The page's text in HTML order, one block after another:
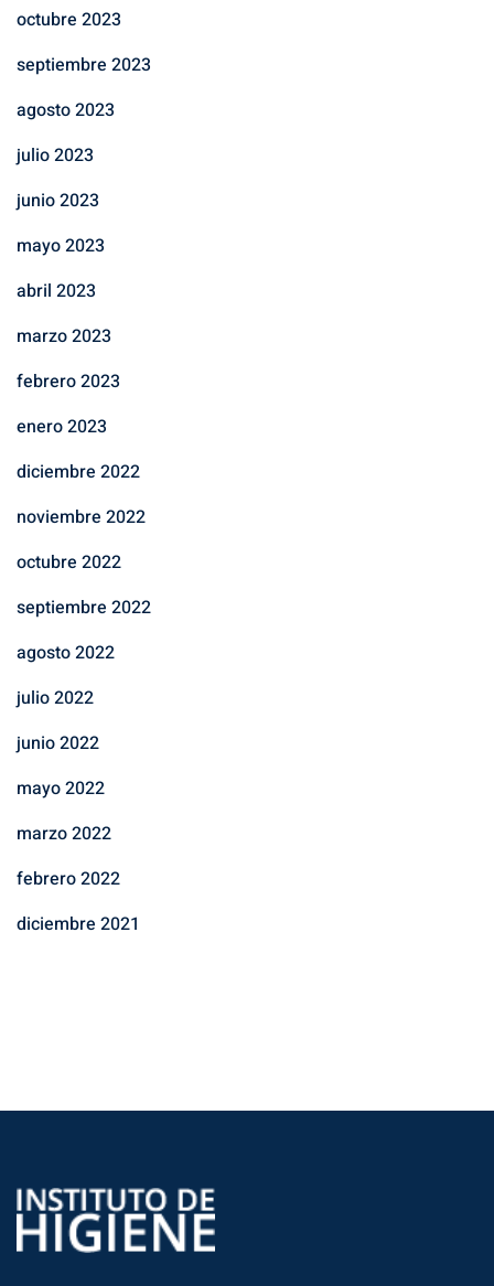
octubre 2023
septiembre 2023
agosto 2023
julio 2023
junio 2023
mayo 2023
abril 2023
marzo 2023
febrero 2023
enero 2023
diciembre 2022
noviembre 2022
octubre 2022
septiembre 2022
agosto 2022
julio 2022
junio 2022
mayo 2022
marzo 2022
febrero 2022
diciembre 2021